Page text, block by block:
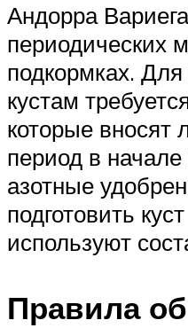
Андорра
периодических
подкормках.
кустам
которые вносят
период в
азотные
подготовить
используют
Правила